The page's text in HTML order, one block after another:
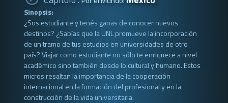
Sinopsis:
¿Sos estudiante y tenés ganas de conocer nuevos
destinos? ¿Sabías que la UNL promueve la incorporación
de un tramo de tus estudios en universidades de otro
país? Viajar como estudiante no sólo te enriquece a nivel
académico sino también desde lo cultural y humano. Estos
micros resaltan la importancia de la cooperación
internacional en la formación del profesional y en la
construcción de la vida universitaria.